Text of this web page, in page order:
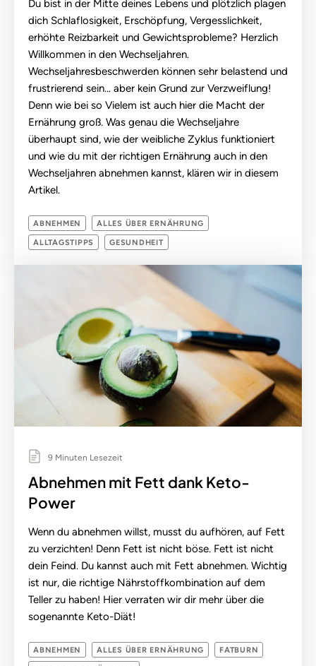
Du bist in der Mitte deines Lebens und plötzlich plagen
dich Schlaflosigkeit, Erschöpfung, Vergesslichkeit,
erhöhte Reizbarkeit und Gewichtsprobleme? Herzlich
Willkommen in den Wechseljahren.
Wechseljahresbeschwerden können sehr belastend und
frustrierend sein... aber kein Grund zur Verzweiflung!
Denn wie bei so Vielem ist auch hier die Macht der
Ernährung groß. Was genau die Wechseljahre
überhaupt sind, wie der weibliche Zyklus funktioniert
und wie du mit der richtigen Ernährung auch in den
Wechseljahren abnehmen kannst, klären wir in diesem
Artikel.
ABNEHMEN ALLES ÜBER ERNÄHRUNG
ALLTAGSTIPPS GESUNDHEIT
9 Minuten Lesezeit
Abnehmen mit Fett dank Keto-
Power
Wenn du abnehmen willst, musst du aufhören, auf Fett
zu verzichten! Denn Fett ist nicht böse. Fett ist nicht
dein Feind. Du kannst auch mit Fett abnehmen. Wichtig
ist nur, die richtige Nährstoffkombination auf dem
Teller zu haben! Hier verraten wir dir mehr über die
sogenannte Keto-Diät!
ABNEHMEN ALLES ÜBER ERNÄHRUNG FATBURN